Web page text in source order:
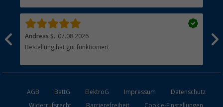
Andreas S. 07.08.2026
Bestellung hat gut funktioniert
AGB BattG ElektroG Impressum
Datenschutz
Widerrufsrecht
Barrierefreiheit Cookie-Einstellungen